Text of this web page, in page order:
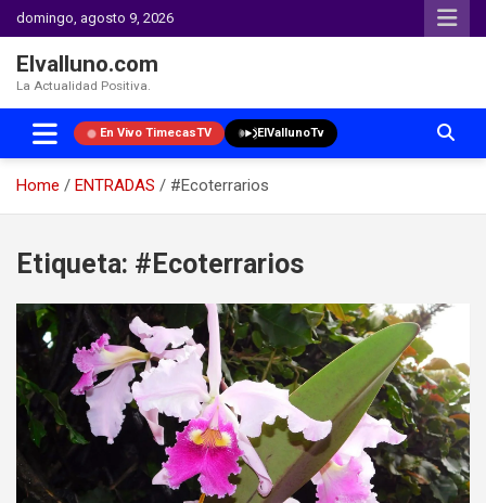
domingo, agosto 9, 2026
Elvalluno.com
La Actualidad Positiva.
En Vivo TimecasTV ElVallunoTv
Home ENTRADAS
#Ecoterrarios
content
Etiqueta: #Ecoterrarios